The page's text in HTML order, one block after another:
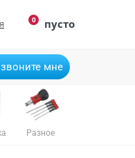
0 пусто
мне
Разное